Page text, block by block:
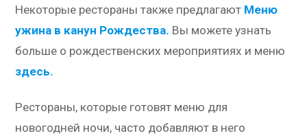
Некоторые рестораны также предлагают Меню
ужина в канун Рождества. Вы можете узнать
больше о рождественских мероприятиях и меню
здесь.
Рестораны, которые готовят меню для
новогодней ночи, часто добавляют в него